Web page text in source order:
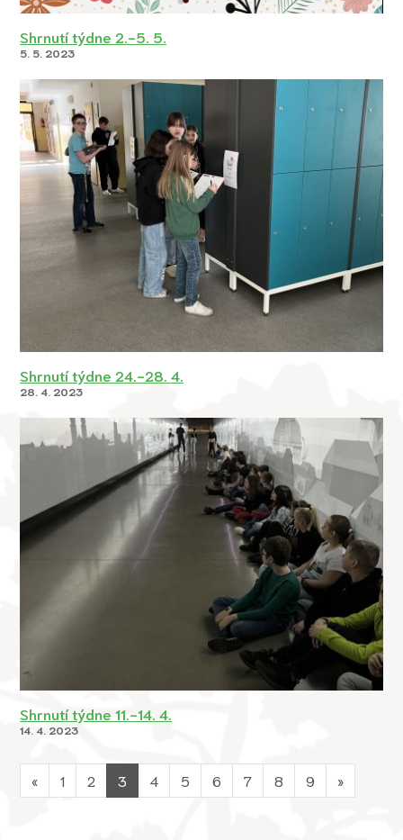
Shrnutí týdne 2.-5. 5.
5. 5. 2023
Shrnutí týdne 24.-28. 4.
28. 4. 2023
Shrnutí týdne 11.-14. 4.
14. 4. 2023
« 1 2 3 4 5 6 7 8 9 »